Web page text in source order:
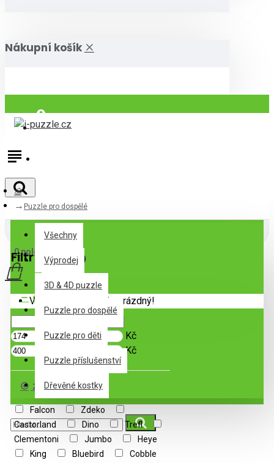
Nákupní košík
Přihlásit
Všechny
Všechny
Výprodej
3D & 4D puzzle
Puzzle pro dospělé
Puzzle pro děti
Puzzle příslušenství
Dřevěné kostky
0 položek - 0Kč
Váš nákupní košík je prázdný!
Puzzle pro dospělé
Filtr Zrušit filtr
Cena
Kč
Kč
Značka
Falcon
Zdeko
Castorland
Dino
Trefl
Clementoni
Jumbo
Heye
King
Bluebird
Cobble